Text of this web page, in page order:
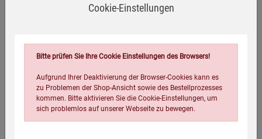
Stigmatisierung statt Aufklärung
18,30 €
Cookie-Einstellungen
Bitte prüfen Sie Ihre Cookie Einstellungen des Browsers!
Aufgrund Ihrer Deaktivierung der Browser-Cookies kann es
zu Problemen der Shop-Ansicht sowie des Bestellprozesses
kommen. Bitte aktivieren Sie die Cookie-Einstellungen, um
sich problemlos auf unserer Webseite zu bewegen.